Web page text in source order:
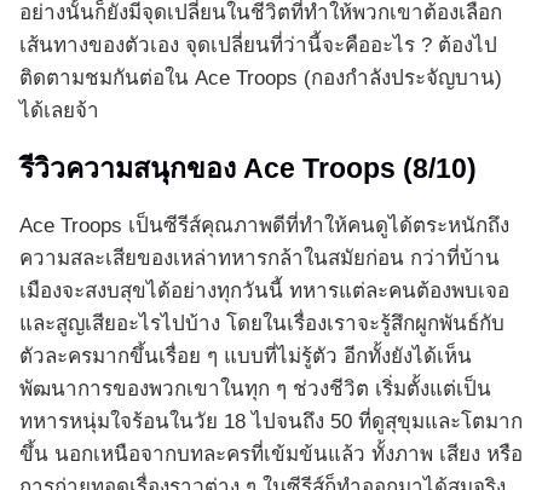
อย่างนั้นก็ยังมีจุดเปลี่ยนในชีวิตที่ทำให้พวกเขาต้องเลือก
เส้นทางของตัวเอง จุดเปลี่ยนที่ว่านี้จะคืออะไร ? ต้องไป
ติดตามชมกันต่อใน Ace Troops (กองกำลังประจัญบาน)
ได้เลยจ้า
รีวิวความสนุกของ Ace Troops (8/10)
Ace Troops เป็นซีรีส์คุณภาพดีที่ทำให้คนดูได้ตระหนักถึง
ความสละเสียของเหล่าทหารกล้าในสมัยก่อน กว่าที่บ้าน
เมืองจะสงบสุขได้อย่างทุกวันนี้ ทหารแต่ละคนต้องพบเจอ
และสูญเสียอะไรไปบ้าง โดยในเรื่องเราจะรู้สึกผูกพันธ์กับ
ตัวละครมากขึ้นเรื่อย ๆ แบบที่ไม่รู้ตัว อีกทั้งยังได้เห็น
พัฒนาการของพวกเขาในทุก ๆ ช่วงชีวิต เริ่มตั้งแต่เป็น
ทหารหนุ่มใจร้อนในวัย 18 ไปจนถึง 50 ที่ดูสุขุมและโตมาก
ขึ้น นอกเหนือจากบทละครที่เข้มข้นแล้ว ทั้งภาพ เสียง หรือ